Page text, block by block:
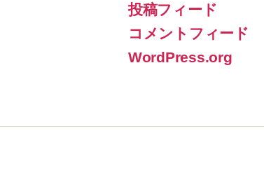
投稿フィード
コメントフィード
WordPress.org